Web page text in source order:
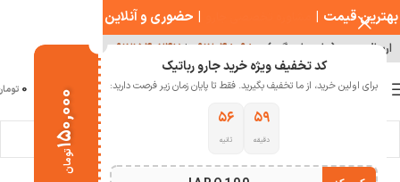
کد تخفیف ویژه خرید جارو رباتیک
برای اولین خرید، از ما تخفیف بگیرید. فقط تا پایان زمان زیر فرصت دارید:
۵۹
دقیقه
۵۵
ثانیه ۱۵۰,۰۰۰
تومان
منو 0
خانه
بهترین قیمت |
| حضوری و آنلاین
ارسال سریع ( با هماهنگی ) ۰۹۱۲۰۴۸۰۹۸۰ | ۰۹۱۲۱۵۴۰۲۴۷